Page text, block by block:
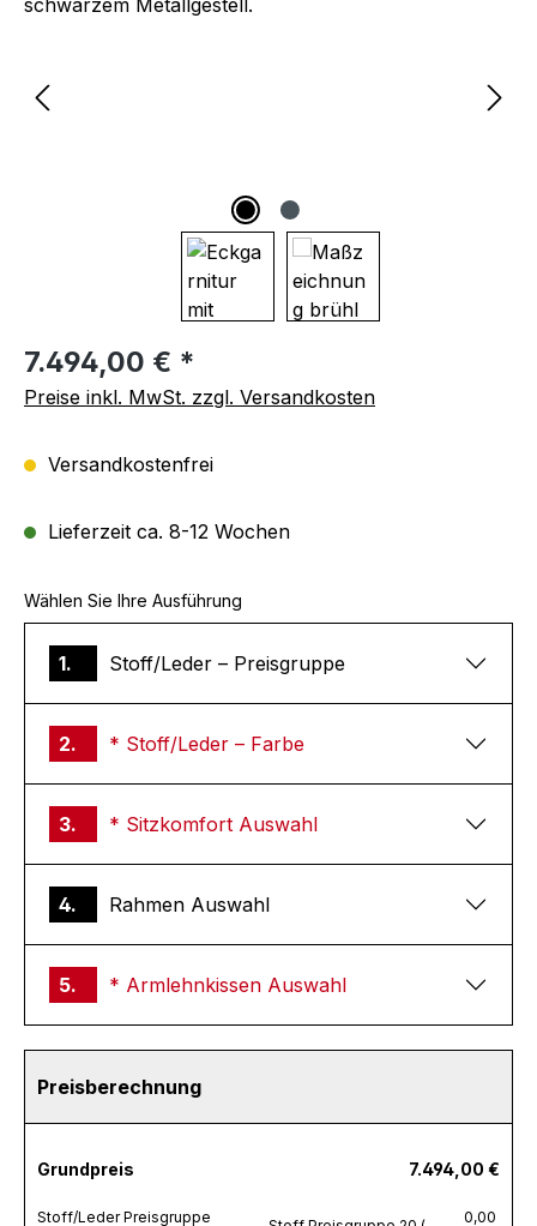
Regulärer Preis:
7.494,00 € *
Preise inkl. MwSt. zzgl. Versandkosten
Versandkostenfrei
Lieferzeit ca. 8-12 Wochen
Wählen Sie Ihre Ausführung
1. Stoff/Leder – Preisgruppe
2. * Stoff/Leder – Farbe
3. * Sitzkomfort Auswahl
4. Rahmen Auswahl
5. * Armlehnkissen Auswahl
Preisberechnung
Grundpreis 7.494,00 €
Stoff/Leder Preisgruppe
0,00